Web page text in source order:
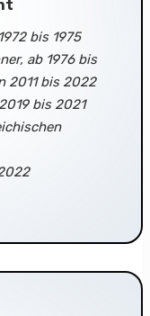
bis 1975
ab 1976 bis
2011 bis 2022
bis 2021